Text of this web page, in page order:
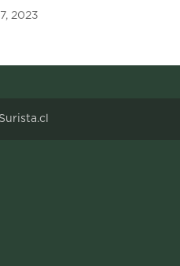
2023